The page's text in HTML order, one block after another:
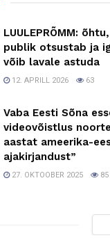
LUULEPRÕMM:
publik otsustab ja
võib lavale astuda
12. APRILL 2026 63
Vaba Eesti Sõna
videovõistlus
aastat ameerika-
ajakirjandust”
27. OKTOOBER 2025 85